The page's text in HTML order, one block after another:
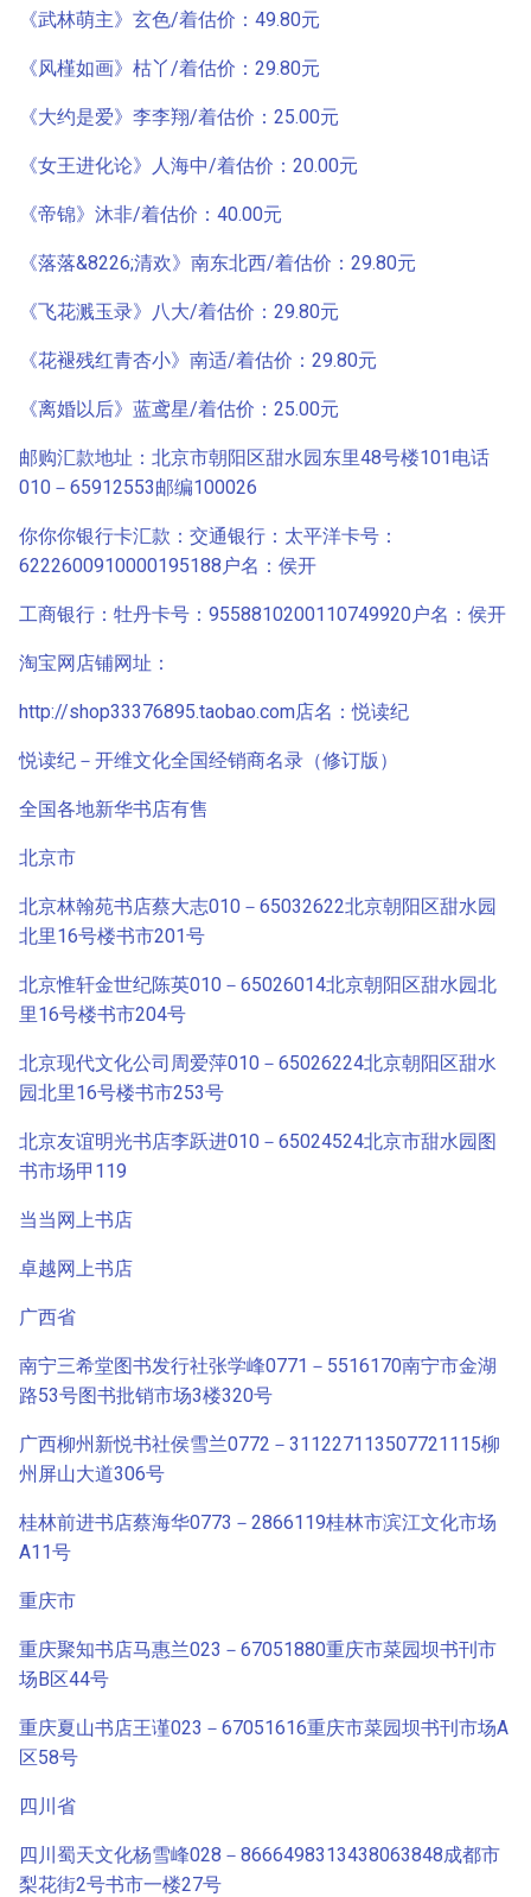
《武林萌主》玄色/着估价：49.80元
《风槿如画》枯丫/着估价：29.80元
《大约是爱》李李翔/着估价：25.00元
《女王进化论》人海中/着估价：20.00元
《帝锦》沐非/着估价：40.00元
《落落&8226;清欢》南东北西/着估价：29.80元
《飞花溅玉录》八大/着估价：29.80元
《花褪残红青杏小》南适/着估价：29.80元
《离婚以后》蓝鸢星/着估价：25.00元
邮购汇款地址：北京市朝阳区甜水园东里48号楼101电话
010－65912553邮编100026
你你你银行卡汇款：交通银行：太平洋卡号：
6222600910000195188户名：侯开
工商银行：牡丹卡号：9558810200110749920户名：侯开
淘宝网店铺网址：
http://shop33376895.taobao.com店名：悦读纪
悦读纪－开维文化全国经销商名录（修订版）
全国各地新华书店有售
北京市
北京林翰苑书店蔡大志010－65032622北京朝阳区甜水园
北里16号楼书市201号
北京惟轩金世纪陈英010－65026014北京朝阳区甜水园北
里16号楼书市204号
北京现代文化公司周爱萍010－65026224北京朝阳区甜水
园北里16号楼书市253号
北京友谊明光书店李跃进010－65024524北京市甜水园图
书市场甲119
当当网上书店
卓越网上书店
广西省
南宁三希堂图书发行社张学峰0771－5516170南宁市金湖
路53号图书批销市场3楼320号
广西柳州新悦书社侯雪兰0772－311227113507721115柳
州屏山大道306号
桂林前进书店蔡海华0773－2866119桂林市滨江文化市场
A11号
重庆市
重庆聚知书店马惠兰023－67051880重庆市菜园坝书刊市
场B区44号
重庆夏山书店王谨023－67051616重庆市菜园坝书刊市场A
区58号
四川省
四川蜀天文化杨雪峰028－8666498313438063848成都市
梨花街2号书市一楼27号